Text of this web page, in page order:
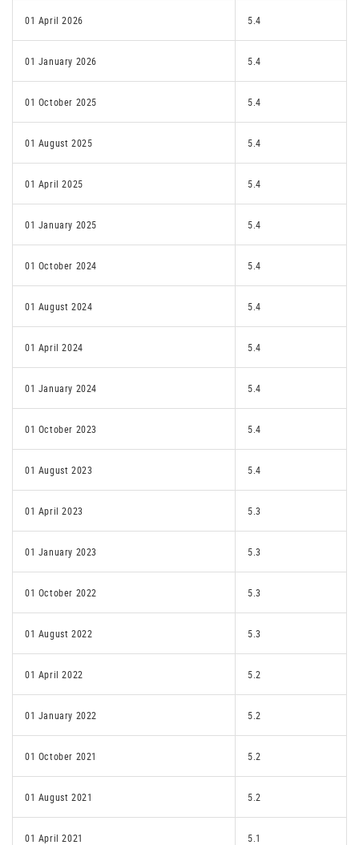
01 April 2026 5.4
01 January 2026 5.4
01 October 2025 5.4
01 August 2025 5.4
01 April 2025 5.4
01 January 2025 5.4
01 October 2024 5.4
01 August 2024 5.4
01 April 2024 5.4
01 January 2024 5.4
01 October 2023 5.4
01 August 2023 5.4
01 April 2023 5.3
01 January 2023 5.3
01 October 2022 5.3
01 August 2022 5.3
01 April 2022 5.2
01 January 2022 5.2
01 October 2021 5.2
01 August 2021 5.2
01 April 2021 5.1